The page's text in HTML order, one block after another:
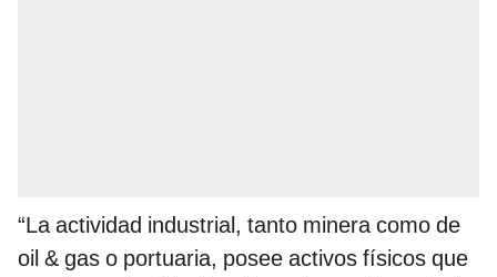
“La actividad industrial, tanto minera como de
oil & gas o portuaria, posee activos físicos que